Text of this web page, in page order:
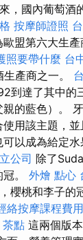
，國內葡萄酒
按摩師證照
盟第六大生
照要帶什麼 台
產商之一。
到達了其中的
的藍色）。
用該主題，並
以成為給定水
公司 除了
。 外燴 點心
櫻桃和李子的
絡按摩課程費用
茶點 這兩個版